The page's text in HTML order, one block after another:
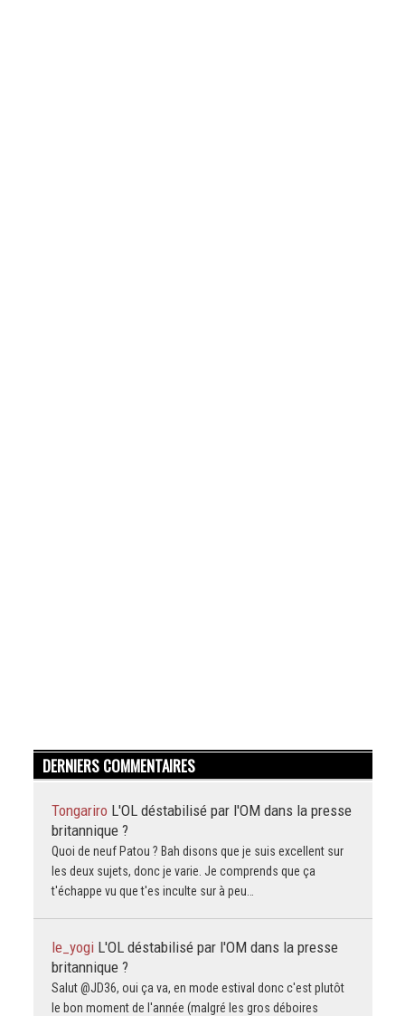
DERNIERS COMMENTAIRES
Tongariro L'OL déstabilisé par l'OM dans la presse
britannique ?
Quoi de neuf Patou ? Bah disons que je suis excellent sur
les deux sujets, donc je varie. Je comprends que ça
t'échappe vu que t'es inculte sur à peu…
le_yogi L'OL déstabilisé par l'OM dans la presse
britannique ?
Salut @JD36, oui ça va, en mode estival donc c'est plutôt
le bon moment de l'année (malgré les gros déboires